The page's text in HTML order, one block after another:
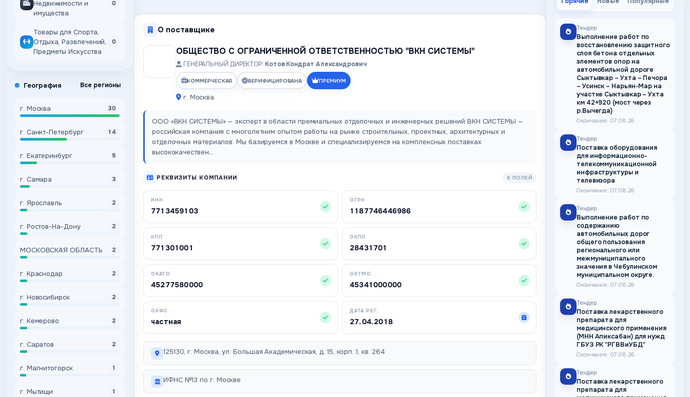
Недвижимости и
имущества
0
Товары для Спорта,
Отдыха, Развлечений,
Предметы Искусства
0
География Все регионы
г. Москва 30
г. Санкт-Петербург 14
г. Екатеринбург 5
г. Самара 3
г. Ярославль 2
г. Ростов-На-Дону 2
МОСКОВСКАЯ ОБЛАСТЬ 2
г. Краснодар 2
г. Новосибирск 2
г. Кемерово 2
г. Саратов 2
г. Магнитогорск 1
г. Мытищи 1
О поставщике
ОБЩЕСТВО С ОГРАНИЧЕННОЙ ОТВЕТСТВЕННОСТЬЮ "ВКН СИСТЕМЫ"
ГЕНЕРАЛЬНЫЙ ДИРЕКТОР: Котов Кондрат Александрович
КОММЕРЧЕСКАЯ ВЕРИФИЦИРОВАНА ПРЕМИУМ
г. Москва
ООО «ВКН СИСТЕМЫ» — эксперт в области премиальных отделочных и инженерных решений ВКН СИСТЕМЫ —
российская компания с многолетним опытом работы на рынке строительных, проектных, архитектурных и
отделочных материалов. Мы базируемся в Москве и специализируемся на комплексных поставках
высококачествен…
РЕКВИЗИТЫ КОМПАНИИ 8 ПОЛЕЙ
ИНН
7713459103
ОГРН
1187746446986
КПП
771301001
ОКПО
28431701
ОКАТО
45277580000
ОКТМО
45341000000
ОКФС
частная
ДАТА РЕГ.
27.04.2018
125130, г. Москва, ул. Большая Академическая, д. 15, корп. 1, кв. 264
ИФНС №13 по г. Москве
Тендер
Выполнение работ по
восстановлению защитного
слоя бетона отдельных
элементов опор на
автомобильной дороге
Сыктывкар – Ухта – Печора
– Усинск – Нарьян-Мар на
участке Сыктывкар – Ухта
км 42+920 (мост через
р.Вычегда)
Окончание: 07.08.26
Тендер
Поставка оборудования
для информационно-
телекоммуникационной
инфраструктуры и
телевизора
Окончание: 07.08.26
Тендер
Выполнение работ по
содержанию
автомобильных дорог
общего пользования
регионального или
межмуниципального
значения в Чебулинском
муниципальном округе.
Окончание: 07.08.26
Тендер
Поставка лекарственного
препарата для
медицинского применения
(МНН Апиксабан) для нужд
ГБУЗ РК "РГВВиУБД"
Окончание: 07.08.26
Тендер
Поставка лекарственного
препарата для